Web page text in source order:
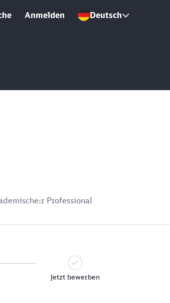
Anmelden Deutsch
Professional
Jetzt bewerben